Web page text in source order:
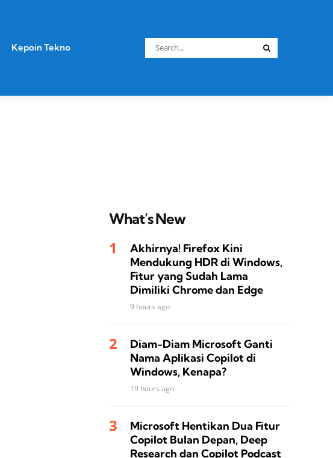
Kepoin Tekno
Search
for:
What’s New
Akhirnya! Firefox Kini
Mendukung HDR di Windows,
Fitur yang Sudah Lama
Dimiliki Chrome dan Edge
9 hours ago
Diam-Diam Microsoft Ganti
Nama Aplikasi Copilot di
Windows, Kenapa?
19 hours ago
Microsoft Hentikan Dua Fitur
Copilot Bulan Depan, Deep
Research dan Copilot Podcast